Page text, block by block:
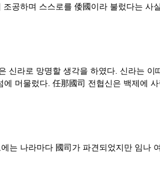
공하며 스스로를 倭國이라 불렀다는
신라로 망명할 생각을 하였다. 신라는
머물렀다. 任那國司 전협신은 백제에
는 나라마다 國司가 파견되었지만 임